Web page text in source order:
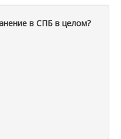
в СПБ в целом?